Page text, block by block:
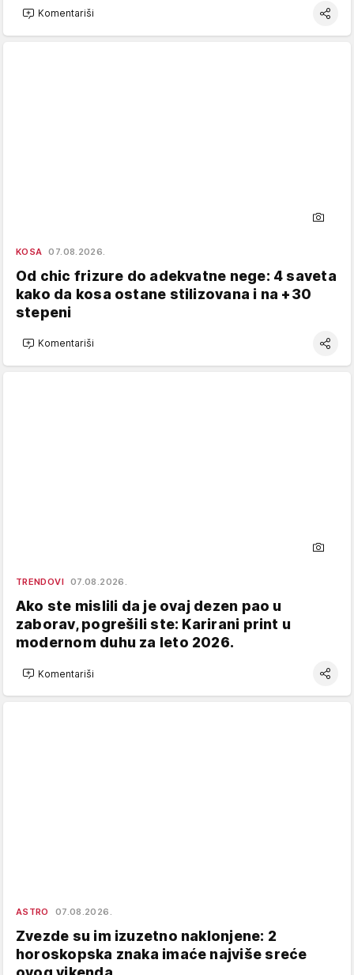
Komentariši
KOSA 07.08.2026.
Od chic frizure do adekvatne nege: 4 saveta
kako da kosa ostane stilizovana i na +30
stepeni
Komentariši
TRENDOVI 07.08.2026.
Ako ste mislili da je ovaj dezen pao u
zaborav, pogrešili ste: Karirani print u
modernom duhu za leto 2026.
Komentariši
ASTRO 07.08.2026.
Zvezde su im izuzetno naklonjene: 2
horoskopska znaka imaće najviše sreće